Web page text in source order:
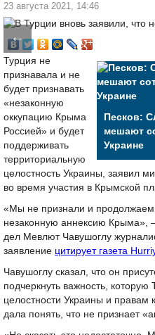
23 августа 2021, 14:46
←
Песков:
мешают
Украине
Турция не
признавала и не
будет признавать
«незаконную
оккупацию Крыма
Россией» и будет
поддерживать
территориальную
целостность Украины, заявил
во время участия в Крымской
«Мы не признали и продолжаем
незаконную аннексию Крыма»,
дел Мевлют Чавушоглу
заявление цитирует газета
Чавушоглу сказал, что он
подчеркнуть важность,
целостности Украины и правам
дала понять, что не признает